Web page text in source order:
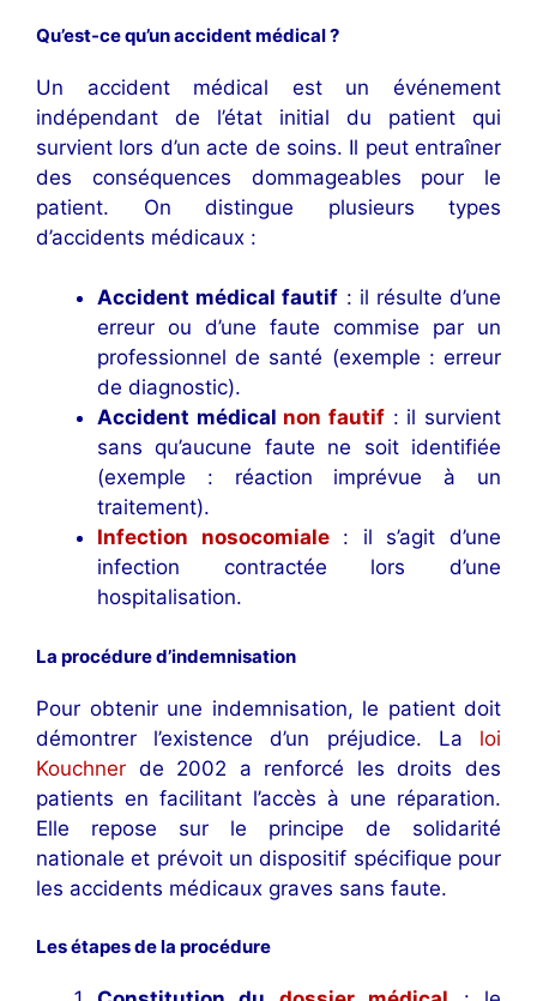
Qu’est-ce qu’un accident médical ?
Un accident médical est un événement
indépendant de l’état initial du patient qui
survient lors d’un acte de soins. Il peut entraîner
des conséquences dommageables pour le
patient. On distingue plusieurs types
d’accidents médicaux :
Accident médical fautif : il résulte d’une
erreur ou d’une faute commise par un
professionnel de santé (exemple : erreur
de diagnostic).
Accident médical non fautif : il survient
sans qu’aucune faute ne soit identifiée
(exemple : réaction imprévue à un
traitement).
Infection nosocomiale: il s’agit d’une
infection contractée lors d’une
hospitalisation.
La procédure d’indemnisation
Pour obtenir une indemnisation, le patient doit
démontrer l’existence d’un préjudice. La loi
Kouchner de 2002 a renforcé les droits des
patients en facilitant l’accès à une réparation.
Elle repose sur le principe de solidarité
nationale et prévoit un dispositif spécifique pour
les accidents médicaux graves sans faute.
Les étapes de la procédure